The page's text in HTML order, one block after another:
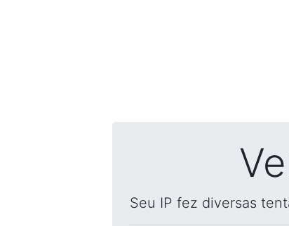
Seu IP fez diversas